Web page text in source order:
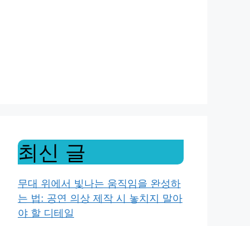
최신 글
무대 위에서 빛나는 움직임을 완성하
는 법: 공연 의상 제작 시 놓치지 말아
야 할 디테일